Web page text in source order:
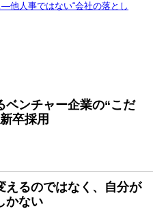
他人事ではない“会社の落とし
ベンチャー企業の“こだ
卒採用
えるのではなく、自分が
かない